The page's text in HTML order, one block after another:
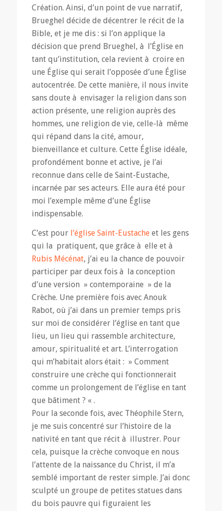
Création. Ainsi, d’un point de vue narratif,
Brueghel décide de décentrer le récit de la
Bible, et je me dis : si l’on applique la
décision que prend Brueghel, à l’Église en
tant qu’institution, cela revient à croire en
une Église qui serait l’opposée d’une Église
autocentrée. De cette manière, il nous invite
sans doute à envisager la religion dans son
action présente, une religion auprès des
hommes, une religion de vie, celle-là même
qui répand dans la cité, amour,
bienveillance et culture. Cette Église idéale,
profondément bonne et active, je l’ai
reconnue dans celle de Saint-Eustache,
incarnée par ses acteurs. Elle aura été pour
moi l’exemple même d’une Église
indispensable.
C’est pourl’église Saint-Eustacheet les gens
qui la pratiquent, que grâce à elle et à
Rubis Mécénat, j’ai eu la chance de pouvoir
participer par deux fois à la conception
d’une version » contemporaine » de la
Crèche. Une première fois avec Anouk
Rabot, où j’ai dans un premier temps pris
sur moi de considérer l’église en tant que
lieu, un lieu qui rassemble architecture,
amour, spiritualité et art. L’interrogation
qui m’habitait alors était : » Comment
construire une crèche qui fonctionnerait
comme un prolongement de l’église en tant
que bâtiment ? « .
Pour la seconde fois, avec Théophile Stern,
je me suis concentré sur l’histoire de la
nativité en tant que récit à illustrer. Pour
cela, puisque la crèche convoque en nous
l’attente de la naissance du Christ, il m’a
semblé important de rester simple. J’ai donc
sculpté un groupe de petites statues dans
du bois pauvre qui figuraient les